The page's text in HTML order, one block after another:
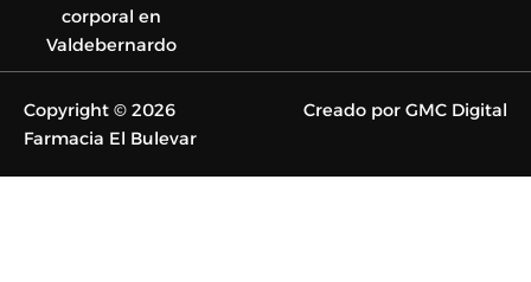
corporal en
Valdebernardo
Copyright © 2026
Farmacia El Bulevar
Creado por GMC Digital